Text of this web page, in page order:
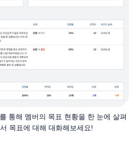
통해 멤버의 목표 현황을 한 눈에 살펴
목표에 대해 대화해보세요!